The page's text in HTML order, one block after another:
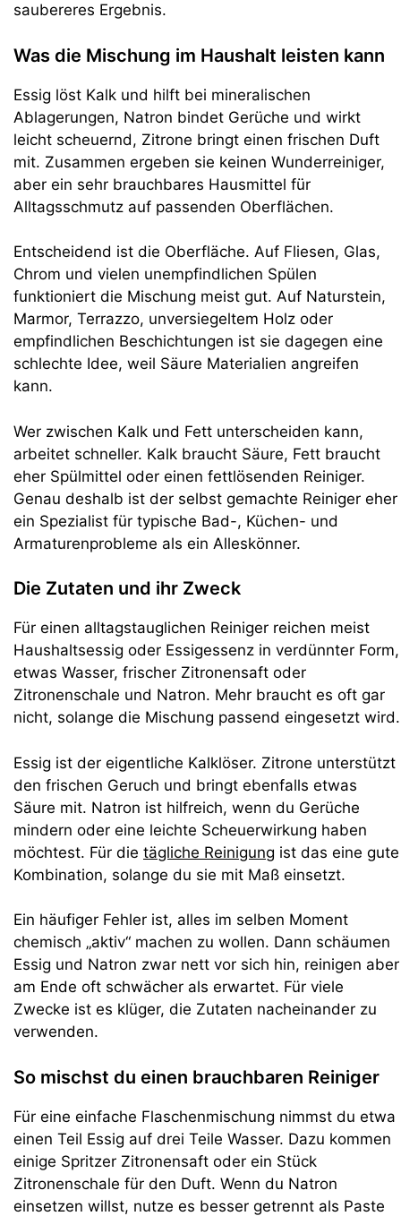
saubereres Ergebnis.
Was die Mischung im Haushalt leisten kann
Essig löst Kalk und hilft bei mineralischen
Ablagerungen, Natron bindet Gerüche und wirkt
leicht scheuernd, Zitrone bringt einen frischen Duft
mit. Zusammen ergeben sie keinen Wunderreiniger,
aber ein sehr brauchbares Hausmittel für
Alltagsschmutz auf passenden Oberflächen.
Entscheidend ist die Oberfläche. Auf Fliesen, Glas,
Chrom und vielen unempfindlichen Spülen
funktioniert die Mischung meist gut. Auf Naturstein,
Marmor, Terrazzo, unversiegeltem Holz oder
empfindlichen Beschichtungen ist sie dagegen eine
schlechte Idee, weil Säure Materialien angreifen
kann.
Wer zwischen Kalk und Fett unterscheiden kann,
arbeitet schneller. Kalk braucht Säure, Fett braucht
eher Spülmittel oder einen fettlösenden Reiniger.
Genau deshalb ist der selbst gemachte Reiniger eher
ein Spezialist für typische Bad-, Küchen- und
Armaturenprobleme als ein Alleskönner.
Die Zutaten und ihr Zweck
Für einen alltagstauglichen Reiniger reichen meist
Haushaltsessig oder Essigessenz in verdünnter Form,
etwas Wasser, frischer Zitronensaft oder
Zitronenschale und Natron. Mehr braucht es oft gar
nicht, solange die Mischung passend eingesetzt wird.
Essig ist der eigentliche Kalklöser. Zitrone unterstützt
den frischen Geruch und bringt ebenfalls etwas
Säure mit. Natron ist hilfreich, wenn du Gerüche
mindern oder eine leichte Scheuerwirkung haben
möchtest. Für die tägliche Reinigung ist das eine gute
Kombination, solange du sie mit Maß einsetzt.
Ein häufiger Fehler ist, alles im selben Moment
chemisch „aktiv“ machen zu wollen. Dann schäumen
Essig und Natron zwar nett vor sich hin, reinigen aber
am Ende oft schwächer als erwartet. Für viele
Zwecke ist es klüger, die Zutaten nacheinander zu
verwenden.
So mischst du einen brauchbaren Reiniger
Für eine einfache Flaschenmischung nimmst du etwa
einen Teil Essig auf drei Teile Wasser. Dazu kommen
einige Spritzer Zitronensaft oder ein Stück
Zitronenschale für den Duft. Wenn du Natron
einsetzen willst, nutze es besser getrennt als Paste